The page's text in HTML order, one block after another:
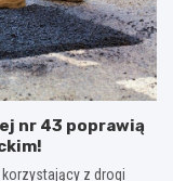
nr 43 poprawią
z drogi